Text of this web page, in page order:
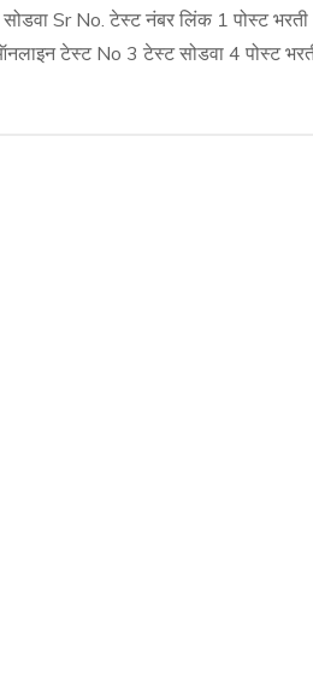
भरती
ऑनलाइन
Sr No. टेस्ट नंबर लिंक 1 पोस्ट भरती
टेस्ट No 3 टेस्ट सोडवा 4 पोस्ट